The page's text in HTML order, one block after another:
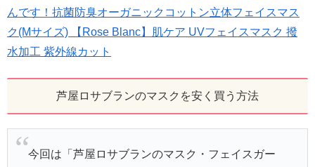
んです！抗菌防臭オーガニックコットン立体フェイスマス
ク(Mサイズ) 【Rose Blanc】肌ケア UVフェイスマスク 撥
水加工 紫外線カット
芦屋ロサブランのマスクを安く買う方法
今回は「芦屋ロサブランのマスク・フェイスガー